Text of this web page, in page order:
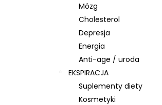
Mózg
Cholesterol
Depresja
Energia
Anti-age / uroda
EKSPIRACJA
Suplementy diety
Kosmetyki